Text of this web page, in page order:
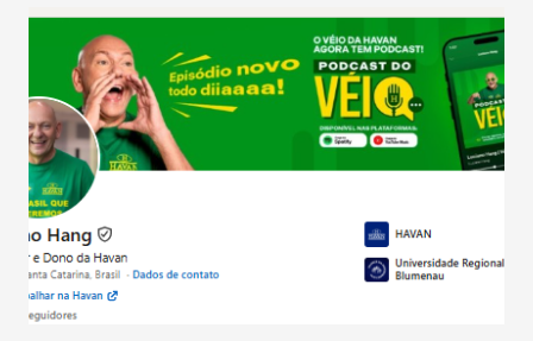
confraternizações de fim de ano e pelo pagamento do 13º
Salário para um número maior de trabalhadores, já que o
país tem a menor taxa de desemprego dos anos recentes.
Ainda segundo a Pesquisa, em novembro de 2025, 40% dos
bares e restaurantes operaram com lucro e outros 40%
registraram equilíbrio financeiro. Já o percentual de
estabelecimentos no prejuízo ficou em 19%, pouco abaixo
do observado no mês anterior. Outros 1% não existiam em
novembro. Em relação a outubro, o faturamento também
cresceu. De acordo com a pesquisa, 44% dos n...